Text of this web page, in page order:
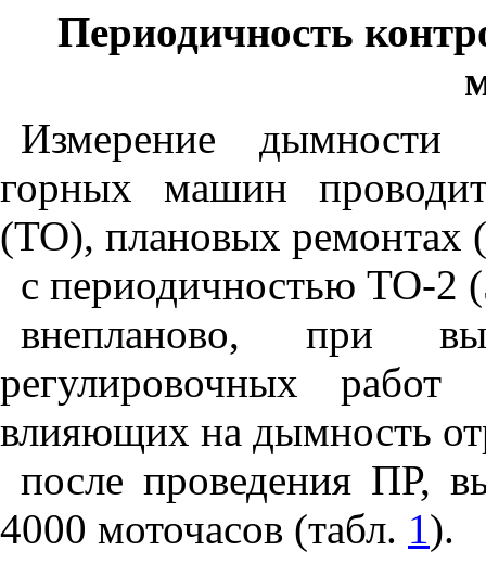
Периодичность
Измерение дымности
горных машин
(ТО), плановых ремонтах
с периодичностью ТО-2
внепланово, при
регулировочных работ
влияющих на дымность
после проведения ПР,
4000 моточасов (табл. 1).